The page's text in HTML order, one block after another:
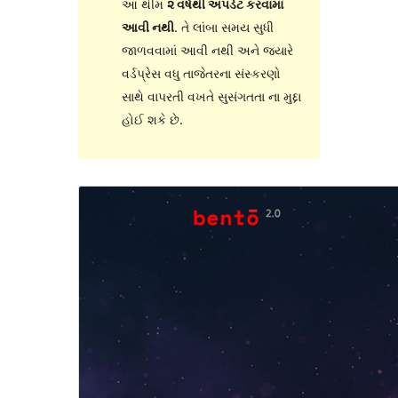
આ થીમ ૨ વર્ષથી અપડેટ કરવામાં
આવી નથી. તે લાંબા સમય સુધી
જાળવવામાં આવી નથી અને જ્યારે
વર્ડપ્રેસ વધુ તાજેતરના સંસ્કરણો
સાથે વાપરતી વખતે સુસંગતતા ના મુદ્દા
હોઈ શકે છે.